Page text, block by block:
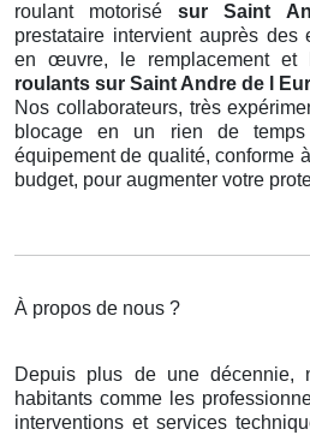
roulant motorisésur Saint
prestataire intervient auprès des
en œuvre, le remplacement et
roulants sur Saint Andre de l
Nos collaborateurs, très
blocage en un rien de
équipement de qualité, conforme
budget, pour augmenter votre
À propos de nous ?
Depuis plus de une décennie,
habitants comme les
interventions et services